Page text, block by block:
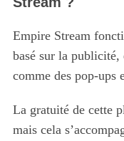
Empire Stream
basé sur la publicité,
comme des pop-ups
La gratuité de cette
mais cela